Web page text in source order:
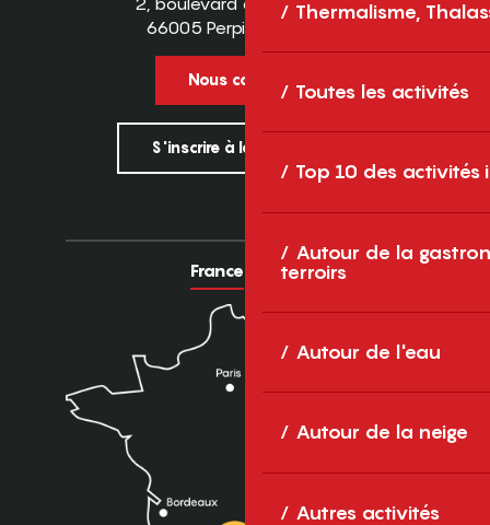
Thermalisme,
Toutes les activités
Top 10 des activités
Autour de la
terroirs
Autour de l'eau
Autour de la neige
Autres activités
66005 Perpignan Cedex
Nous contacter
S'inscrire à la newsletter
France Europe